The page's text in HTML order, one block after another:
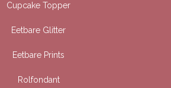
Cupcake Topper
Eetbare Glitter
Eetbare Prints
Rolfondant